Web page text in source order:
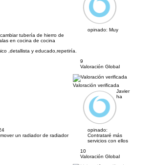
tubería de hierro de
en cocina de cocina
opinado: Muy
,detallista y educado,repetiría.
9
Valoración Global
Valoración verificada
un radiador de radiador
Javier
ha
opinado:
Contrataré más
servicios con ellos
10
Valoración Global